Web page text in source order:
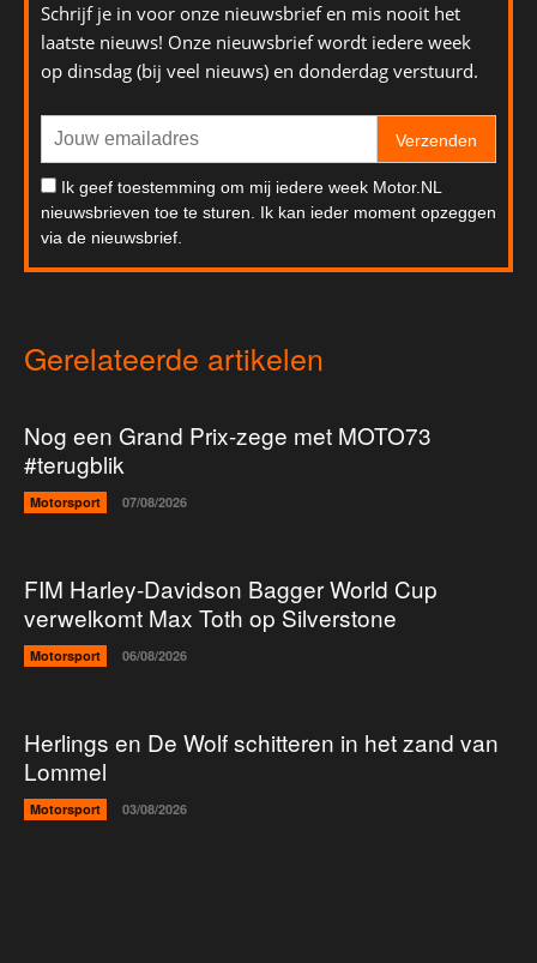
Schrijf je in voor onze nieuwsbrief en mis nooit het
laatste nieuws! Onze nieuwsbrief wordt iedere week
op dinsdag (bij veel nieuws) en donderdag verstuurd.
Verzenden
Ik geef toestemming om mij iedere week Motor.NL
nieuwsbrieven toe te sturen. Ik kan ieder moment opzeggen
via de nieuwsbrief.
Gerelateerde artikelen
Nog een Grand Prix-zege met MOTO73
#terugblik
Motorsport 07/08/2026
FIM Harley-Davidson Bagger World Cup
verwelkomt Max Toth op Silverstone
Motorsport 06/08/2026
Herlings en De Wolf schitteren in het zand van
Lommel
Motorsport 03/08/2026